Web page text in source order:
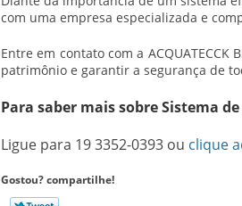
com uma empresa especializada e
Entre em contato com a
patrimônio e garantir a segurança de
Para saber mais sobre Sistema
Ligue para 19 3352-0393 ou clique
Gostou? compartilhe!